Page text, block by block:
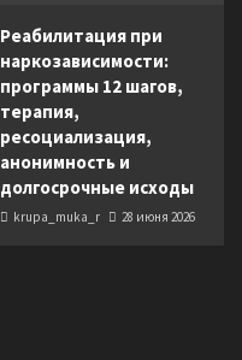
Реабилитация при
наркозависимости:
программы 12 шагов,
терапия,
ресоциализация,
анонимность и
долгосрочные исходы
krupa_muka_r 28 июня 2026